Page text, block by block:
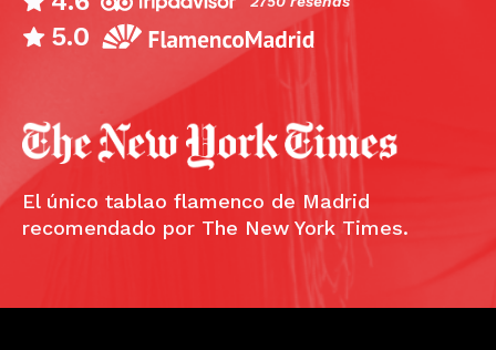
5.0
El único tablao flamenco de Madrid
recomendado por The New York Times.